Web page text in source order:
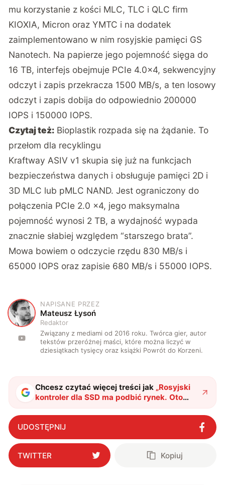
mu korzystanie z kości MLC, TLC i QLC firm
KIOXIA, Micron oraz YMTC i na dodatek
zaimplementowano w nim rosyjskie pamięci GS
Nanotech. Na papierze jego pojemność sięga do
16 TB, interfejs obejmuje PCIe 4.0×4, sekwencyjny
odczyt i zapis przekracza 1500 MB/s, a ten losowy
odczyt i zapis dobija do odpowiednio 200000
IOPS i 150000 IOPS.
Czytaj też: Bioplastik rozpada się na żądanie. To
przełom dla recyklingu
Kraftway ASIV v1 skupia się już na funkcjach
bezpieczeństwa danych i obsługuje pamięci 2D i
3D MLC lub pMLC NAND. Jest ograniczony do
połączenia PCIe 2.0 x4, jego maksymalna
pojemność wynosi 2 TB, a wydajność wypada
znacznie słabiej względem “starszego brata”.
Mowa bowiem o odczycie rzędu 830 MB/s i
65000 IOPS oraz zapisie 680 MB/s i 55000 IOPS.
M
NAPISANE PRZEZ
Mateusz Łysoń
Redaktor
Związany z mediami od 2016 roku. Twórca gier, autor
tekstów przeróżnej maści, które można liczyć w
dziesiątkach tysięcy oraz książki Powrót do Korzeni.
Chcesz czytać więcej treści jak „Rosyjski
kontroler dla SSD ma podbić rynek. Oto
dyski z kontrolerem Kraftway w roli
głównej"?
UDOSTĘPNIJ
TWITTER Kopiuj